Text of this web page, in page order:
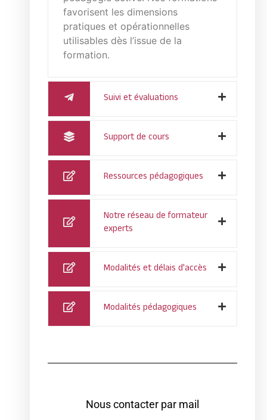
favorisent les dimensions
pratiques et opérationnelles
utilisables dès l’issue de la
formation.
Suivi et évaluations
Support de cours
Ressources pédagogiques
Notre réseau de formateur
experts
Modalités et délais d'accès
Modalités pédagogiques
Nous contacter par mail